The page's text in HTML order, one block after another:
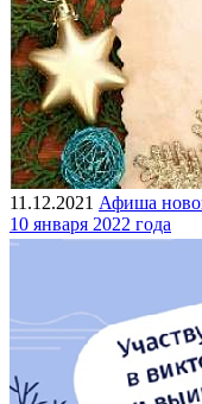
11.12.2021 Афиша
10 января 2022 года